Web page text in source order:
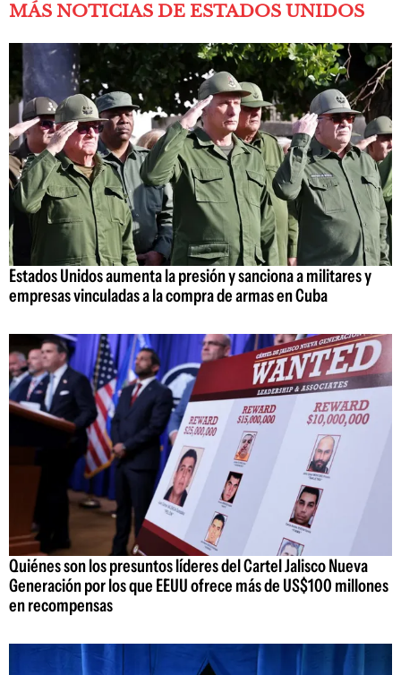
MÁS NOTICIAS DE ESTADOS UNIDOS
Estados Unidos aumenta la presión y sanciona a militares y
empresas vinculadas a la compra de armas en Cuba
Quiénes son los presuntos líderes del Cartel Jalisco Nueva
Generación por los que EEUU ofrece más de US$100 millones
en recompensas